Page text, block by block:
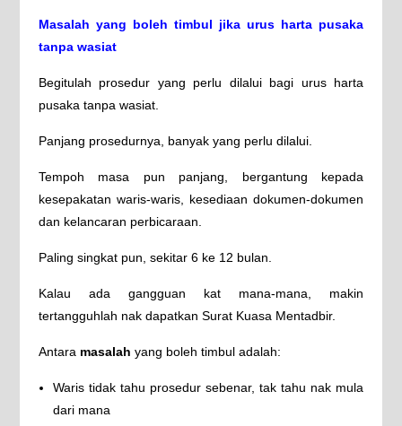
Masalah yang boleh timbul jika urus harta pusaka
tanpa wasiat
Begitulah prosedur yang perlu dilalui bagi urus harta
pusaka tanpa wasiat.
Panjang prosedurnya, banyak yang perlu dilalui.
Tempoh masa pun panjang, bergantung kepada
kesepakatan waris-waris, kesediaan dokumen-dokumen
dan kelancaran perbicaraan.
Paling singkat pun, sekitar 6 ke 12 bulan.
Kalau ada gangguan kat mana-mana, makin
tertangguhlah nak dapatkan Surat Kuasa Mentadbir.
Antara masalah yang boleh timbul adalah:
Waris tidak tahu prosedur sebenar, tak tahu nak mula
dari mana